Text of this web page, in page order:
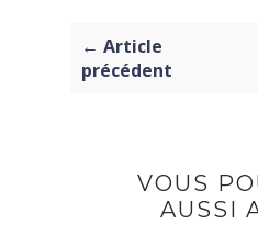
← Article
précédent
VOUS
AUSSI